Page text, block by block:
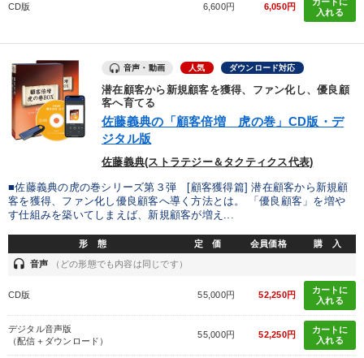
CD版 6,600円 6,050円
入れる
音声・動画 人気 ダウンロード対応
潜在顧客から新規顧客を獲得、ファン化し、優良顧
客へ育てる
佐藤義典の「顧客倍増 虎の巻」CD版・デ
ジタル版
佐藤義典(ストラテジー＆タクティクス代表)
■佐藤義典の虎の巻シリーズ第３弾 [顧客獲得篇] 潜在顧客から新規顧
客を獲得、ファン化し優良顧客へ導く方法とは。 「優良顧客」を増や
す仕組みを築いてしまえば、新規顧客が増え...
形 態 定 価 会員価格 購 入
headset 音声 （どの形態でも内容は同じです）
CD版 55,000円 52,250円
カートに
入れる
デジタル音声版
（配信＋ダウンロード）
55,000円 52,250円
カートに
入れる